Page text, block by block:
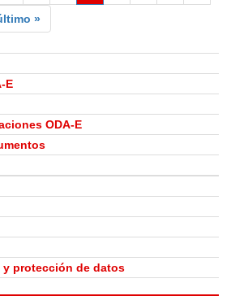
»
E
ODA-E
protección de datos